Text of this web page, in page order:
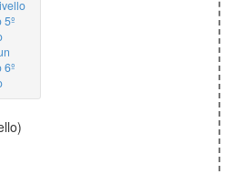
5º
6º